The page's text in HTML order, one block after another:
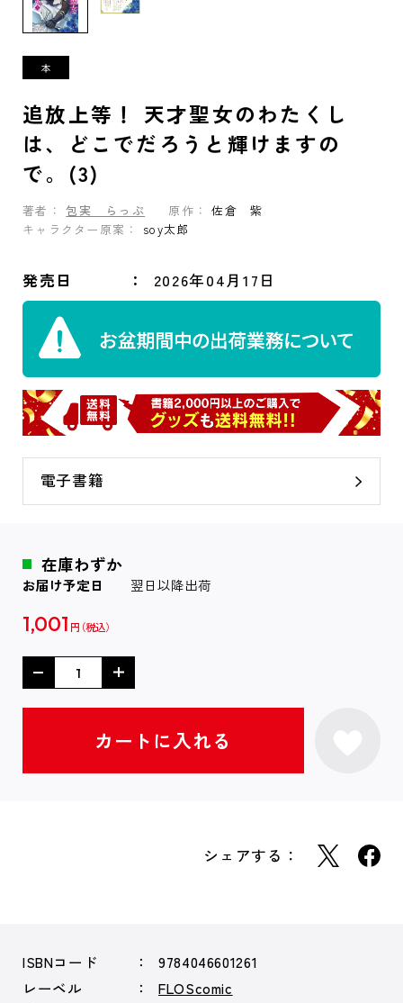
追放上等！ 天才聖女のわたくし
は、どこでだろうと輝けますの
で。(3)
著者： 包実 らっぷ 原作：
佐倉 紫
キャラクター原案：
soy太郎
発売日 2026年04月17日
電子書籍
在庫わずか
お届け予定日 翌日以降出荷
1,001 円
シェアする：
ISBNコード
9784046601261
レーベル
FLOScomic